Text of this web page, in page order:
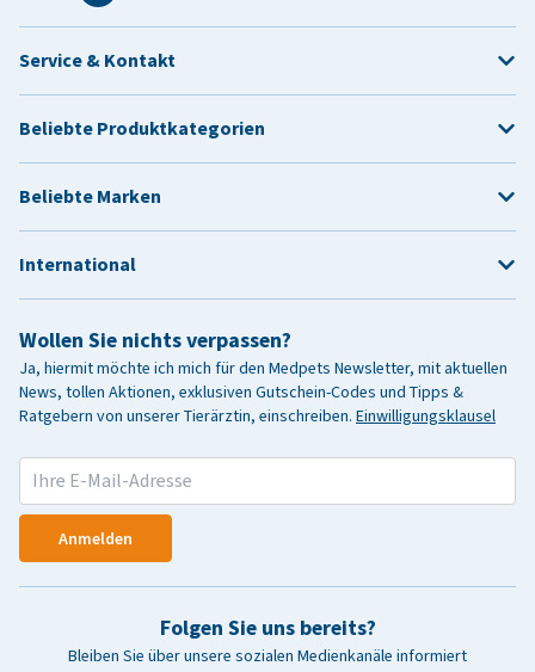
Wollen Sie nichts verpassen?
Ja, hiermit möchte ich mich für den Medpets Newsletter, mit aktuellen
News, tollen Aktionen, exklusiven Gutschein-Codes und Tipps &
Ratgebern von unserer Tierärztin, einschreiben. Einwilligungsklausel
Anmelden
Folgen Sie uns bereits?
Bleiben Sie über unsere sozialen Medienkanäle informiert
Service & Kontakt
Beliebte Produktkategorien
Beliebte Marken
International